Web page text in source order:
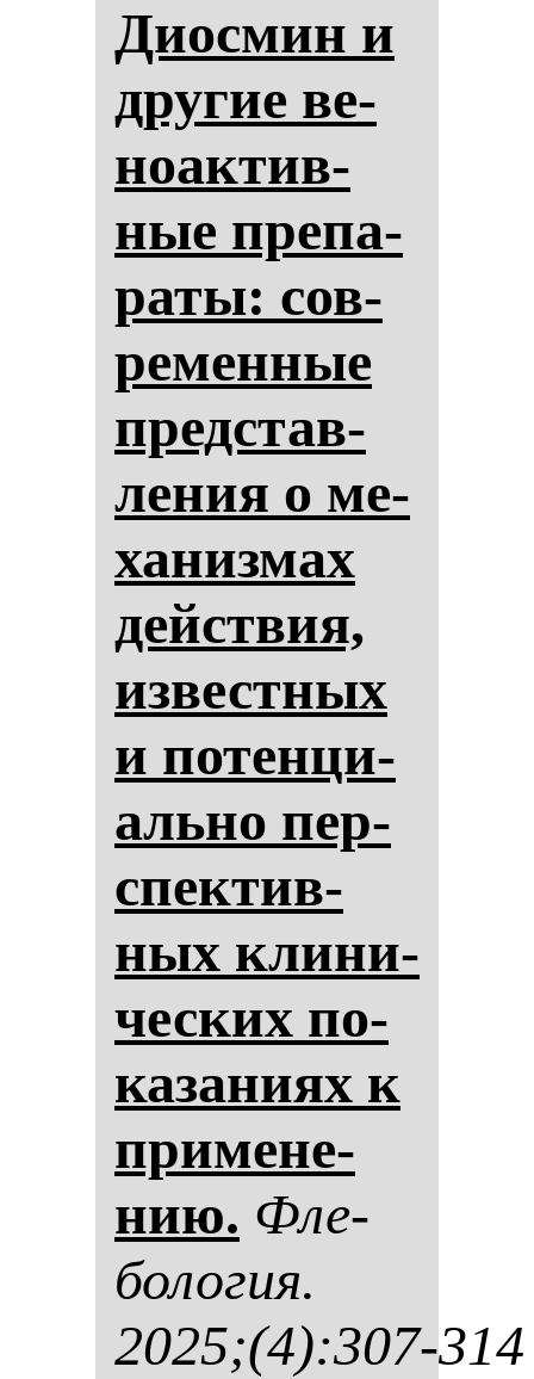
Диос­мин и
дру­гие ве­
но­ак­тив­
ные пре­па­
ра­ты: сов­
ре­мен­ные
пред­став­
ле­ния о ме­
ха­низ­мах
действия,
из­вес­тных
и по­тен­ци­
аль­но пер­
спек­тив­
ных кли­ни­
чес­ких по­
ка­за­ни­ях к
при­ме­не­
нию. Фле­
бо­ло­гия.
2025;(4):307-314